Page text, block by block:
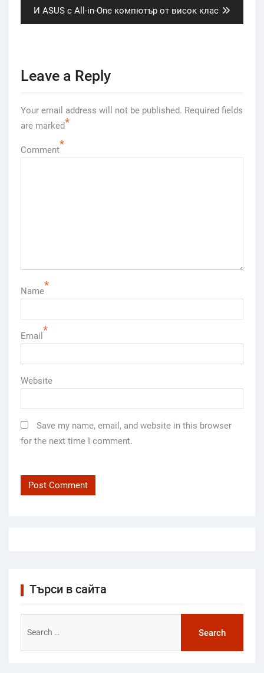
Next
post:
И ASUS с All-in-One компютър от висок клас
Leave a Reply
Your email address will not be published. Required fields
are marked*
Comment*
Name*
Email *
Website
Save my name, email, and website in this browser
for the next time I comment.
Търси в сайта
for: